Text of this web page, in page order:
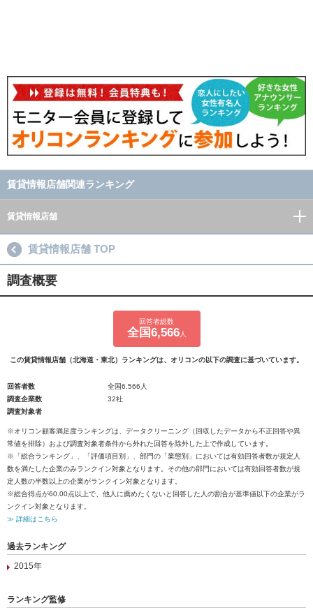
賃貸情報店舗関連ランキング
賃貸情報店舗
賃貸情報店舗 TOP
調査概要
回答者総数
全国6,566人
この賃貸情報店舗（北海道・東北）ランキングは、オリコンの以下の調査に基づいています。
回答者数
全国6,566人
調査企業数
32社
調査対象者
※オリコン顧客満足度ランキングは、データクリーニング（回収したデータから不正回答や異
常値を排除）および調査対象者条件から外れた回答を除外した上で作成しています。
※「総合ランキング」、「評価項目別」、部門の「業態別」においては有効回答者数が規定人
数を満たした企業のみランクイン対象となります。その他の部門においては有効回答者数が規
定人数の半数以上の企業がランクイン対象となります。
※総合得点が60.00点以上で、他人に薦めたくないと回答した人の割合が基準値以下の企業がラ
ンクイン対象となります。
≫ 詳細はこちら
過去ランキング
2015年
ランキング監修